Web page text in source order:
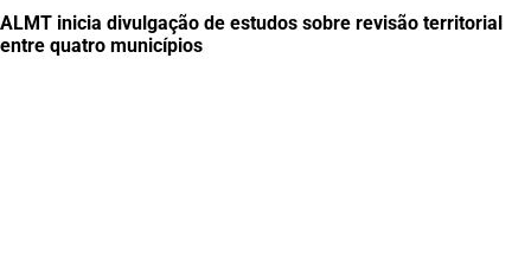
ALMT inicia divulgação de estudos sobre revisão territorial
entre quatro municípios